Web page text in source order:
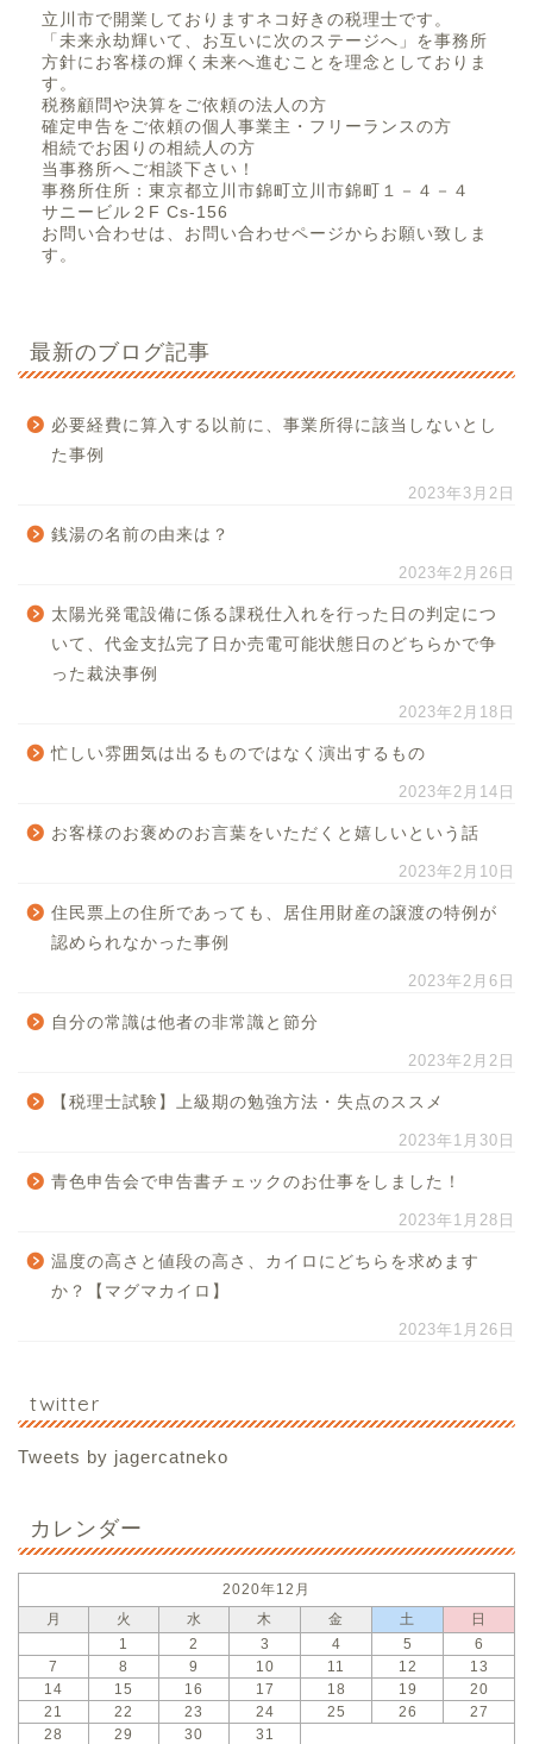
立川市で開業しておりますネコ好きの税理士です。
「未来永劫輝いて、お互いに次のステージへ」を事務所
方針にお客様の輝く未来へ進むことを理念としておりま
す。
税務顧問や決算をご依頼の法人の方
確定申告をご依頼の個人事業主・フリーランスの方
相続でお困りの相続人の方
当事務所へご相談下さい！
事務所住所：東京都立川市錦町立川市錦町１－４－４
サニービル２F Cs-156
お問い合わせは、お問い合わせページからお願い致しま
す。
最新のブログ記事
必要経費に算入する以前に、事業所得に該当しないとし
た事例
2023年3月2日
銭湯の名前の由来は？
2023年2月26日
太陽光発電設備に係る課税仕入れを行った日の判定につ
いて、代金支払完了日か売電可能状態日のどちらかで争
った裁決事例
2023年2月18日
忙しい雰囲気は出るものではなく演出するもの
2023年2月14日
お客様のお褒めのお言葉をいただくと嬉しいという話
2023年2月10日
住民票上の住所であっても、居住用財産の譲渡の特例が
認められなかった事例
2023年2月6日
自分の常識は他者の非常識と節分
2023年2月2日
【税理士試験】上級期の勉強方法・失点のススメ
2023年1月30日
青色申告会で申告書チェックのお仕事をしました！
2023年1月28日
温度の高さと値段の高さ、カイロにどちらを求めます
か？【マグマカイロ】
2023年1月26日
twitter
Tweets by jagercatneko
カレンダー
2020年12月
月
火 水 木 金 土
日
1
2 3 4 5
6
7
8 9 10 11 12
13
14
15 16 17 18 19
20
21
22 23 24 25 26
27
28
29 30 31